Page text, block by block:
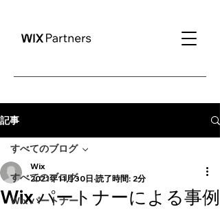
記事
すべてのブログ
Wix パートナー
すべてのブログ
Wix パートナーによる事例
Wix
2021年11月30日 読了時間: 2分